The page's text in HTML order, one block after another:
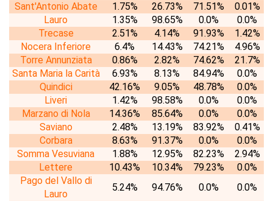
Sant'Antonio Abate
1.75% 26.73% 71.51%
0.01%
Lauro
1.35% 98.65% 0.0%
0.0%
Trecase
2.51% 4.14% 91.93%
1.42%
Nocera Inferiore
6.4% 14.43% 74.21%
4.96%
Torre Annunziata
0.86% 2.82% 74.62%
21.7%
Santa Maria la Carità
6.93% 8.13% 84.94%
0.0%
Quindici
42.16% 9.05% 48.78%
0.0%
Liveri
1.42% 98.58% 0.0%
0.0%
Marzano di Nola
14.36% 85.64% 0.0%
0.0%
Saviano
2.48% 13.19% 83.92%
0.41%
Corbara
8.63% 91.37% 0.0%
0.0%
Somma Vesuviana
1.88% 12.95% 82.23%
2.94%
Lettere
10.43% 10.34% 79.23%
0.0%
Pago del Vallo di
Lauro
5.24% 94.76% 0.0%
0.0%